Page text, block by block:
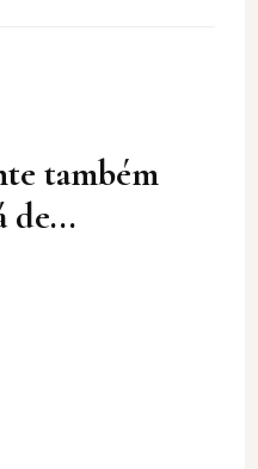
também
de...